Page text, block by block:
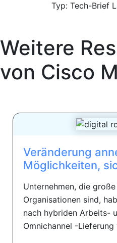
Typ: Tech-Brief
Weitere
von Cisco
Veränderung
Möglichkeiten,
Unternehmen, die
Organisationen sind,
nach hybriden Arbeits-
Omnichannel -Lieferung